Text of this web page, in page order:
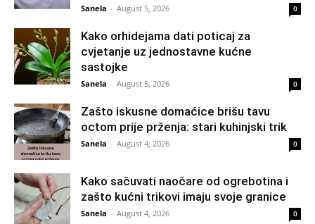
Sanela - August 5, 2026 0
Kako orhidejama dati poticaj za
cvjetanje uz jednostavne kućne
sastojke
Sanela - August 5, 2026 0
Zašto iskusne domaćice brišu tavu
octom prije prženja: stari kuhinjski trik
Sanela - August 4, 2026 0
Kako sačuvati naočare od ogrebotina i
zašto kućni trikovi imaju svoje granice
Sanela - August 4, 2026 0